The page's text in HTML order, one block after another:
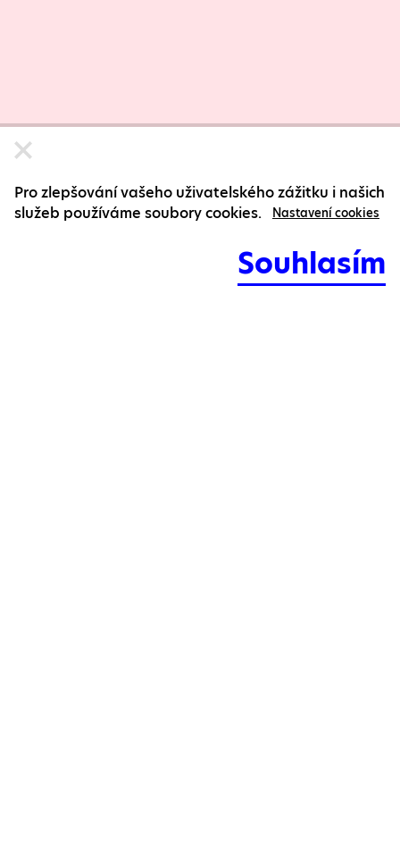
Pro zlepšování vašeho uživatelského zážitku i našich
služeb používáme soubory cookies.
Nastavení cookies
Souhlasím